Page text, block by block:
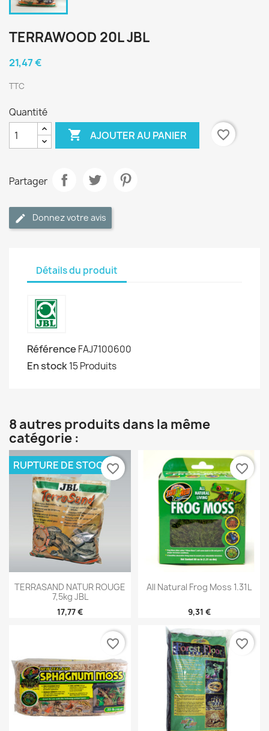
TERRAWOOD 20L JBL
21,47 €
TTC
Quantité
 AJOUTER AU PANIER favorite_border
Partager
Donnez votre avis
Détails du produit
Référence FAJ7100600
En stock15 Produits
8 autres produits dans la même
catégorie :
TERRASAND NATUR ROUGE
7,5kg JBL
17,77 €
RUPTURE DE STOCKfavorite_border
All Natural Frog Moss 1.31L
9,31 €
favorite_border
favorite_border favorite_border